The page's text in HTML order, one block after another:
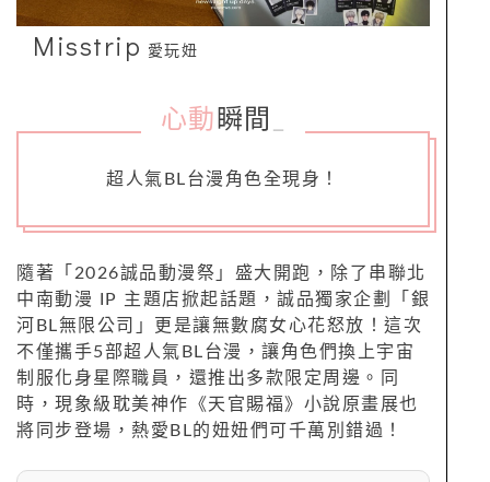
Misstrip 愛玩妞
心動 瞬間
超人氣BL台漫角色全現身！
隨著「2026誠品動漫祭」盛大開跑，除了串聯北
中南動漫 IP 主題店掀起話題，誠品獨家企劃「銀
河BL無限公司」更是讓無數腐女心花怒放！這次
不僅攜手5部超人氣BL台漫，讓角色們換上宇宙
制服化身星際職員，還推出多款限定周邊。同
時，現象級耽美神作《天官賜福》小說原畫展也
將同步登場，熱愛BL的妞妞們可千萬別錯過！